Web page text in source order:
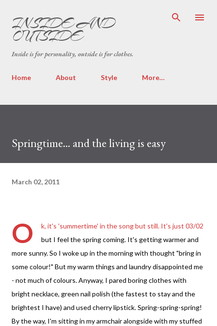
INSIDE AND
OUTSIDE
Inside is for personality, outside is for clothes.
Home About Style More…
Springtime... and the living is easy
March 02, 2011
O
k, it's 'summertime' in the song but still. It's just 03/02
but I feel the spring coming. It's getting warmer and
more sunny. So I woke up in the morning with thought "bring in
some colour!" But my warm things and laundry disappointed me
- not much of colours. Anyway, I pared boring clothes with
bright necklace, green nail polish (the fastest to stay and the
brightest I have) and used cherry lipstick. Spring-spring-spring!
By the way, I'm sitting in my armchair alongside with my stuffed